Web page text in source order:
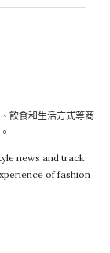
飲食和生活方式等商
news and track
of fashion